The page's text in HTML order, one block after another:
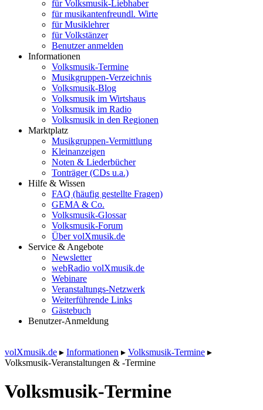
für Volksmusik-Liebhaber
für musikantenfreundl. Wirte
für Musiklehrer
für Volkstänzer
Benutzer anmelden
Informationen
Volksmusik-Termine
Musikgruppen-Verzeichnis
Volksmusik-Blog
Volksmusik im Wirtshaus
Volksmusik im Radio
Volksmusik in den Regionen
Marktplatz
Musikgruppen-Vermittlung
Kleinanzeigen
Noten & Liederbücher
Tonträger (CDs u.a.)
Hilfe & Wissen
FAQ (häufig gestellte Fragen)
GEMA & Co.
Volksmusik-Glossar
Volksmusik-Forum
Über volXmusik.de
Service & Angebote
Newsletter
webRadio volXmusik.de
Webinare
Veranstaltungs-Netzwerk
Weiterführende Links
Gästebuch
Benutzer-Anmeldung
volXmusik.de ▸ Informationen ▸ Volksmusik-Termine ▸
Volksmusik-Veranstaltungen & -Termine
Volksmusik-Termine